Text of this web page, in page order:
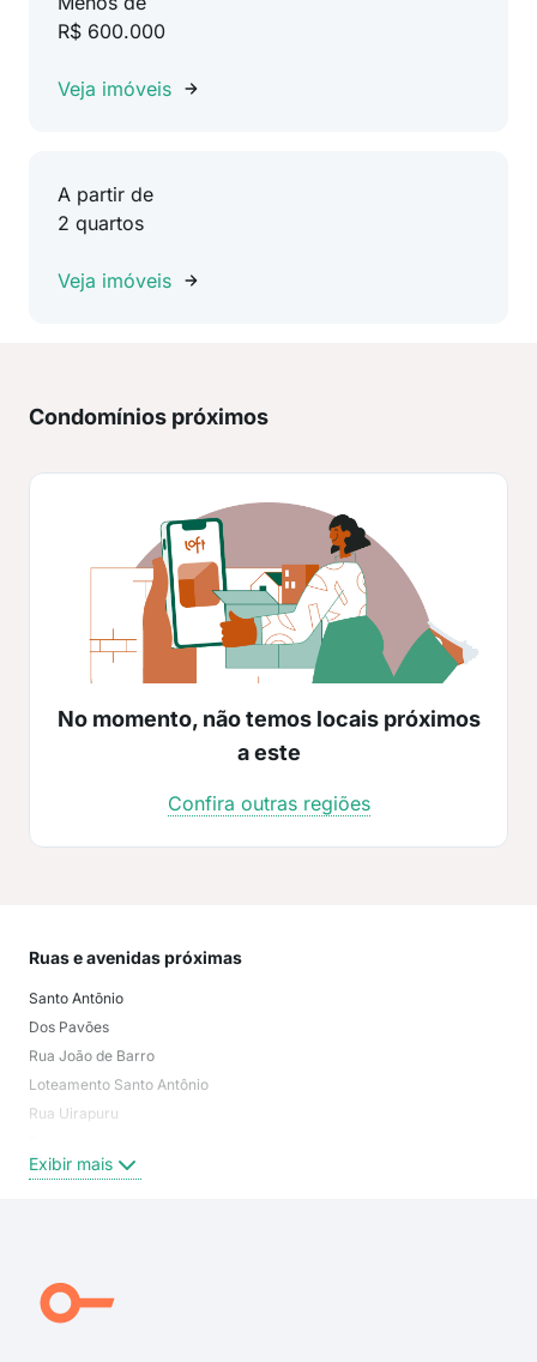
R$ 600.000
Veja imóveis
A partir de
2 quartos
Veja imóveis
Condomínios próximos
No momento, não temos locais próximos
a este
Confira outras regiões
Ruas e avenidas próximas
Santo Antõnio
Dos Pavões
Rua João de Barro
Loteamento Santo Antônio
Rua Uirapuru
Rua das Acácias
rua dos pavões
Alameda dos Sabiá
Exibir mais